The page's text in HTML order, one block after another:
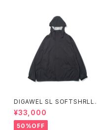
DIGAWEL SL SOFTSHRLL J
ACKET(F/CE.×DIGAWEL)
¥33,000
50%OFF